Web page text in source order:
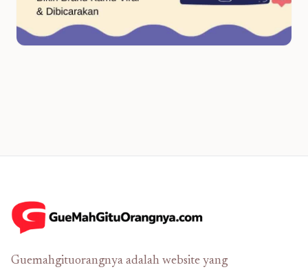
Guemahgituorangnya adalah website yang